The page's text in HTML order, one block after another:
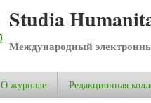
Studia
Международный
О журнале Редакционная